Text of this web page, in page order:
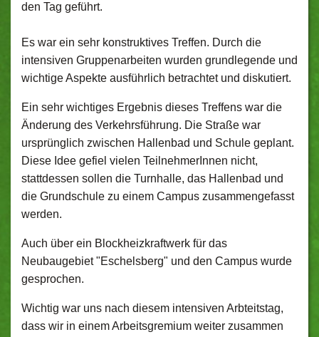
den Tag geführt.
Es war ein sehr konstruktives Treffen. Durch die
intensiven Gruppenarbeiten wurden grundlegende und
wichtige Aspekte ausführlich betrachtet und diskutiert.
Ein sehr wichtiges Ergebnis dieses Treffens war die
Änderung des Verkehrsführung. Die Straße war
ursprünglich zwischen Hallenbad und Schule geplant.
Diese Idee gefiel vielen TeilnehmerInnen nicht,
stattdessen sollen die Turnhalle, das Hallenbad und
die Grundschule zu einem Campus zusammengefasst
werden.
Auch über ein Blockheizkraftwerk für das
Neubaugebiet "Eschelsberg" und den Campus wurde
gesprochen.
Wichtig war uns nach diesem intensiven Arbteitstag,
dass wir in einem Arbeitsgremium weiter zusammen